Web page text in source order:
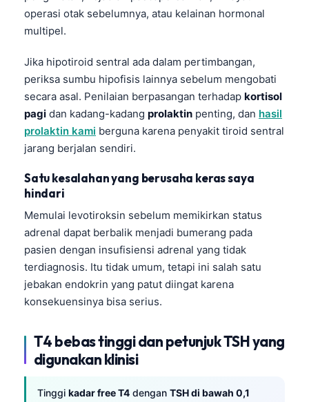
operasi otak sebelumnya, atau kelainan hormonal
multipel.
Jika hipotiroid sentral ada dalam pertimbangan,
periksa sumbu hipofisis lainnya sebelum mengobati
secara asal. Penilaian berpasangan terhadap kortisol
pagi dan kadang-kadang prolaktin penting, dan hasil
prolaktin kami berguna karena penyakit tiroid sentral
jarang berjalan sendiri.
Satu kesalahan yang berusaha keras saya
hindari
Memulai levotiroksin sebelum memikirkan status
adrenal dapat berbalik menjadi bumerang pada
pasien dengan insufisiensi adrenal yang tidak
terdiagnosis. Itu tidak umum, tetapi ini salah satu
jebakan endokrin yang patut diingat karena
konsekuensinya bisa serius.
T4 bebas tinggi dan petunjuk TSH yang
digunakan klinisi
Tinggi kadar free T4 dengan TSH di bawah 0,1